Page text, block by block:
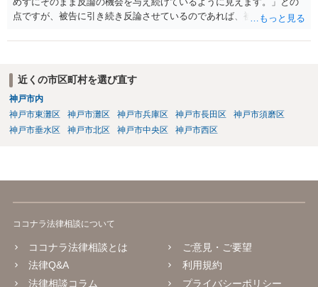
点ですが、被告に引き続き反論させているのであれば、被告の主張が
くしている場合があります。被告がこれ以上ありませんと言えば終わ
近くの市区町村を選び直す
神戸市内
神戸市東灘区
神戸市灘区 神戸市兵庫区 神戸市長田区
神戸市須磨区
神戸市垂水区
神戸市北区 神戸市中央区 神戸市西区
ココナラ法律相談について
ココナラ法律相談とは
法律Q&A
法律相談コラム
ご意見・ご要望
利用規約
プライバシーポリシー